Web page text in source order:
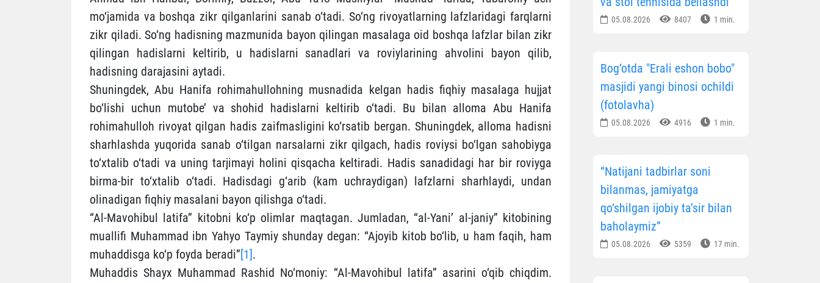
mo‘jamida va boshqa zikr qilganlarini sanab o‘tadi. So‘ng rivoyatlarning lafzlaridagi farqlarni
zikr qiladi. So‘ng hadisning mazmunida bayon qilingan masalaga oid boshqa lafzlar bilan zikr
qilingan hadislarni keltirib, u hadislarni sanadlari va roviylarining ahvolini bayon qilib,
hadisning darajasini aytadi.
Shuningdek, Abu Hanifa rohimahullohning musnadida kelgan hadis fiqhiy masalaga hujjat
bo‘lishi uchun mutobe’ va shohid hadislarni keltirib o‘tadi. Bu bilan alloma Abu Hanifa
rohimahulloh rivoyat qilgan hadis zaifmasligini ko‘rsatib bergan. Shuningdek, alloma hadisni
sharhlashda yuqorida sanab o‘tilgan narsalarni zikr qilgach, hadis roviysi bo‘lgan sahobiyga
to‘xtalib o‘tadi va uning tarjimayi holini qisqacha keltiradi. Hadis sanadidagi har bir roviyga
birma-bir to‘xtalib o‘tadi. Hadisdagi g‘arib (kam uchraydigan) lafzlarni sharhlaydi, undan
olinadigan fiqhiy masalani bayon qilishga o‘tadi.
“Al-Mavohibul latifa” kitobni ko‘p olimlar maqtagan. Jumladan, “al-Yani’ al-janiy” kitobining
muallifi Muhammad ibn Yahyo Taymiy shunday degan: “Ajoyib kitob bo‘lib, u ham faqih, ham
muhaddisga ko‘p foyda beradi”[1].
Muhaddis Shayx Muhammad Rashid No‘moniy: “Al-Mavohibul latifa” asarini o‘qib chiqdim.
05.08.2026 8407 1 min.
Bog‘otda "Erali eshon bobo"
masjidi yangi binosi ochildi
(fotolavha)
05.08.2026 4916 1 min.
“Natijani tadbirlar soni
bilanmas, jamiyatga
qo‘shilgan ijobiy ta’sir bilan
baholaymiz”
05.08.2026 5359 17 min.